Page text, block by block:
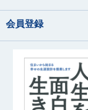
会員登録